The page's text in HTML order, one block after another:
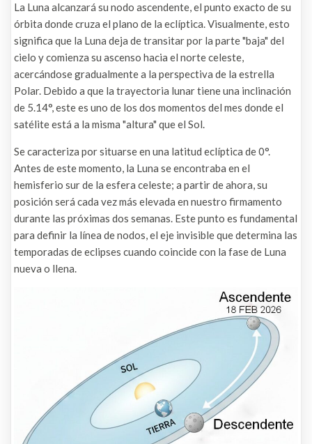
La Luna alcanzará su nodo ascendente, el punto exacto de su
órbita donde cruza el plano de la eclíptica. Visualmente, esto
significa que la Luna deja de transitar por la parte "baja" del
cielo y comienza su ascenso hacia el norte celeste,
acercándose gradualmente a la perspectiva de la estrella
Polar. Debido a que la trayectoria lunar tiene una inclinación
de 5.14°, este es uno de los dos momentos del mes donde el
satélite está a la misma "altura" que el Sol.
Se caracteriza por situarse en una latitud eclíptica de 0°.
Antes de este momento, la Luna se encontraba en el
hemisferio sur de la esfera celeste; a partir de ahora, su
posición será cada vez más elevada en nuestro firmamento
durante las próximas dos semanas. Este punto es fundamental
para definir la línea de nodos, el eje invisible que determina las
temporadas de eclipses cuando coincide con la fase de Luna
nueva o llena.